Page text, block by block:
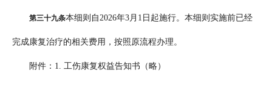
第三十九条本细则自2026年3月1日起施行。本细则实施前已经
完成康复治疗的相关费用，按照原流程办理。
附件：1. 工伤康复权益告知书（略）